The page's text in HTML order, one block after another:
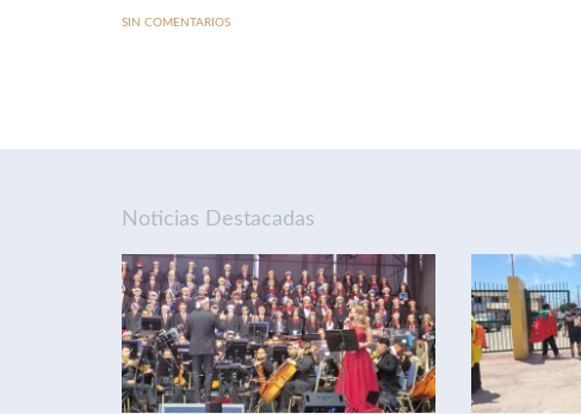
SIN COMENTARIOS
Noticias Destacadas